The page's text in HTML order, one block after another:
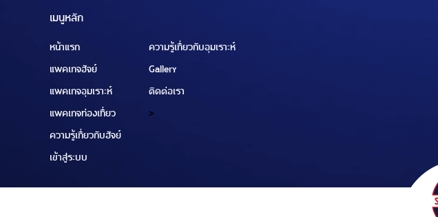
เมนูหลัก
หน้าแรก
แพคเกจฮัจย์
แพคเกจอุมเราะห์
แพคเกจท่องเที่ยว
ความรู้เกี่ยวกับฮัจย์
เข้าสู่ระบบ
ความรู้เกี่ยวกับอุมเราะห์
Gallery
ติดต่อเรา
>